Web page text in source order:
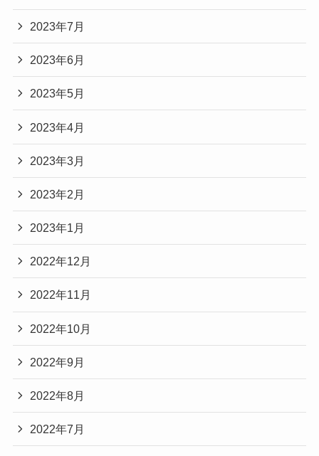
2023年7月
2023年6月
2023年5月
2023年4月
2023年3月
2023年2月
2023年1月
2022年12月
2022年11月
2022年10月
2022年9月
2022年8月
2022年7月